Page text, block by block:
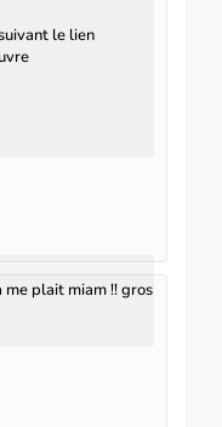
le lien
me plait miam !! gros